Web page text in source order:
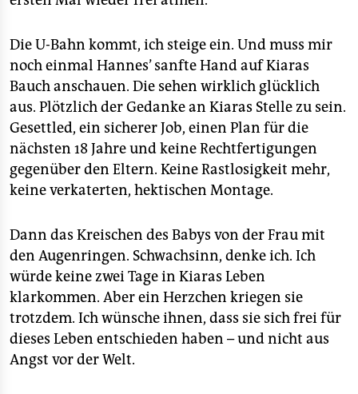
Die U-Bahn kommt, ich steige ein. Und muss mir
noch einmal Hannes’ sanfte Hand auf Kiaras
Bauch anschauen. Die sehen wirklich glücklich
aus. Plötzlich der Gedanke an Kiaras Stelle zu sein.
Gesettled, ein sicherer Job, einen Plan für die
nächsten 18 Jahre und keine Rechtfertigungen
gegenüber den Eltern. Keine Rastlosigkeit mehr,
keine verkaterten, hektischen Montage.
Dann das Kreischen des Babys von der Frau mit
den Augenringen. Schwachsinn, denke ich. Ich
würde keine zwei Tage in Kiaras Leben
klarkommen. Aber ein Herzchen kriegen sie
trotzdem. Ich wünsche ihnen, dass sie sich frei für
dieses Leben entschieden haben – und nicht aus
Angst vor der Welt.